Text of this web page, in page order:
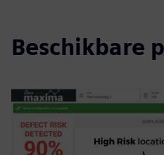
Beschikbare